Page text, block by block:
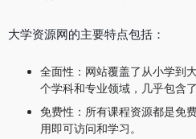
大学资源网的主要特点包括：
全面性：网站覆盖了从小学到
个学科和专业领域，几乎包含
免费性：所有课程资源都是免
用即可访问和学习。